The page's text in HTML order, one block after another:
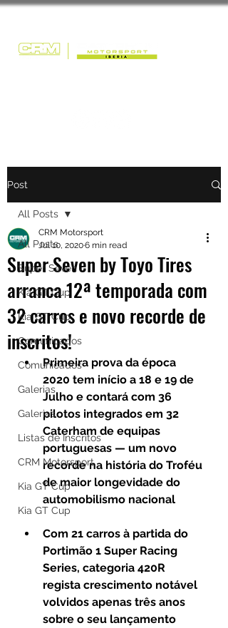
Post
All Posts
Super Seven
Kia GT Cup
Kia GT Cup
Comunicados
Comunicados
Galerias
Galerias
Listas de Inscritos
CRM Motorsport
Kia GT Cup
Kia GT Cup
All Posts
Super Seven by Toyo Tires
arranca 12ª temporada com
32 carros e novo recorde de
inscritos!
CRM Motorsport
Jul 10, 20206 min read
Primeira prova da época
2020 tem início a 18 e 19 de
Julho e contará com 36
pilotos integrados em 32
Caterham de equipas
portuguesas — um novo
recorde na história do Troféu
de maior longevidade do
automobilismo nacional
Com 21 carros à partida do
Portimão 1 Super Racing
Series, categoria 420R
regista crescimento notável
volvidos apenas três anos
sobre o seu lançamento